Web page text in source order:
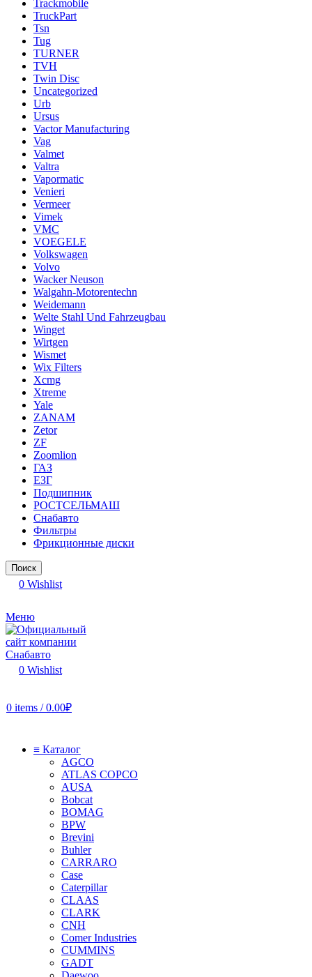
Trackmobile
TruckPart
Tsn
Tug
TURNER
TVH
Twin Disc
Uncategorized
Urb
Ursus
Vactor Manufacturing
Vag
Valmet
Valtra
Vapormatic
Venieri
Vermeer
Vimek
VMC
VOEGELE
Volkswagen
Volvo
Wacker Neuson
Walgahn-Motorentechn
Weidemann
Welte Stahl Und Fahrzeugbau
Winget
Wirtgen
Wismet
Wix Filters
Xcmg
Xtreme
Yale
ZANAM
Zetor
ZF
Zoomlion
ГАЗ
ЕЗГ
Подшипник
РОСТСЕЛЬМАШ
Снабавто
Фильтры
Фрикционные диски
Поиск
0 Wishlist
Меню
0 Wishlist
0 items / 0.00₽
≡ Каталог
AGCO
ATLAS COPCO
AUSA
Bobcat
BOMAG
BPW
Brevini
Buhler
CARRARO
Case
Caterpillar
CLAAS
CLARK
CNH
Comer Industries
CUMMINS
GADT